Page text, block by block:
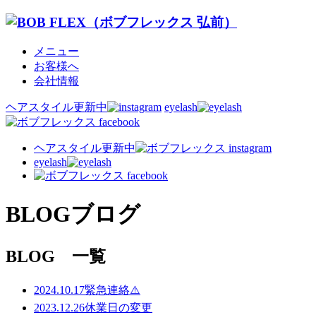
メニュー
お客様へ
会社情報
ヘアスタイル更新中 eyelash
ヘアスタイル更新中
eyelash
BLOGブログ
BLOG 一覧
2024.10.17緊急連絡⚠️
2023.12.26休業日の変更